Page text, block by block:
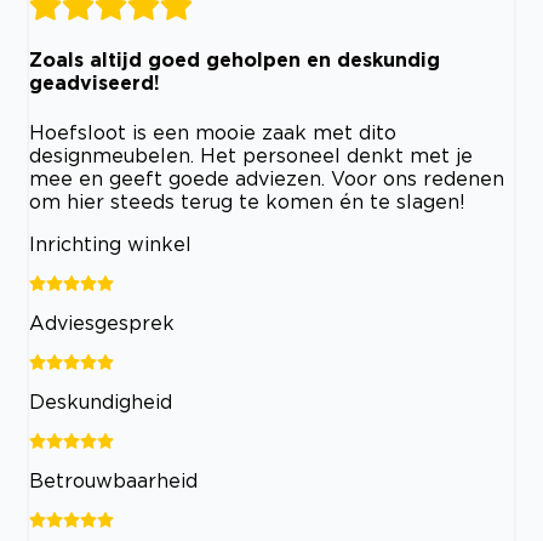
Zoals altijd goed geholpen en deskundig
geadviseerd!
Hoefsloot is een mooie zaak met dito
designmeubelen. Het personeel denkt met je
mee en geeft goede adviezen. Voor ons redenen
om hier steeds terug te komen én te slagen!
Inrichting winkel
Adviesgesprek
Deskundigheid
Betrouwbaarheid